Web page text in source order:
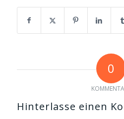
0
Hinterlasse einen